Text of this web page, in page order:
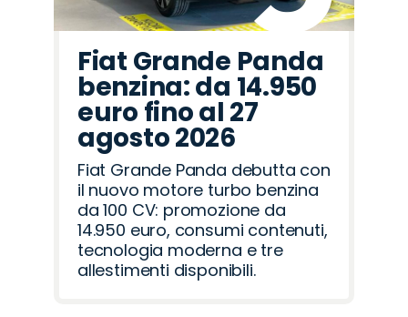
Fiat Grande Panda
benzina: da 14.950
euro fino al 27
agosto 2026
Fiat Grande Panda debutta con
il nuovo motore turbo benzina
da 100 CV: promozione da
14.950 euro, consumi contenuti,
tecnologia moderna e tre
allestimenti disponibili.